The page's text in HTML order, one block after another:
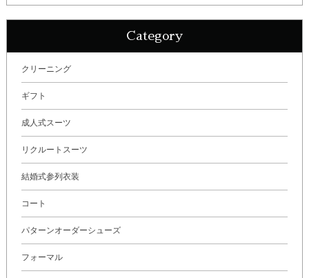
Category
クリーニング
ギフト
成人式スーツ
リクルートスーツ
結婚式参列衣装
コート
パターンオーダーシューズ
フォーマル